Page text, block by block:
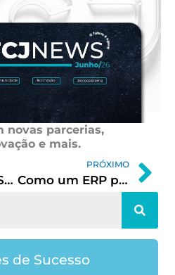
novas parcerias,
e mais.
SeniorX Store: Seja um dos primeiros a vender no marketplace da Senior Sistemas
PRÓXIMO
Como um ERP pode impactar as finanças da sua empresa
de Sucesso